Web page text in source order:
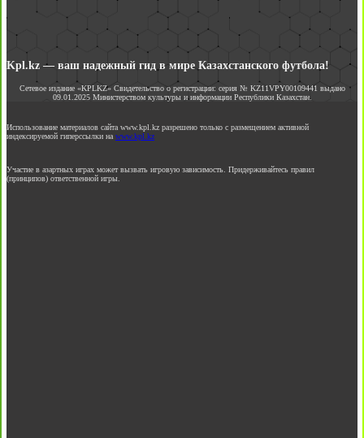
Kpl.kz — ваш надежный гид в мире Казахстанского футбола!
Сетевое издание «KPLKZ» Свидетельство о регистрации: серия № KZ11VPY00109441 выдано
09.01.2025 Министерством культуры и информации Республики Казахстан.
Использование материалов сайта www.kpl.kz разрешено только с размещением активной
индексируемой гиперссылки на www.kpl.kz
Участие в азартных играх может вызвать игровую зависимость. Придерживайтесь правил
(принципов) ответственной игры.